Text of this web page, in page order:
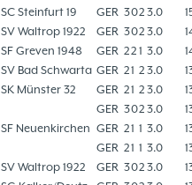
SC Steinfurt 19 GER 302 3.0
SV Waltrop 1922 GER 302 3.0
SF Greven 1948 GER 22 1 3.0
SV Bad Schwarta GER 21 2 3.0
SK Münster 32 GER 21 2 3.0
GER 302 3.0
SF Neuenkirchen GER 21 1 3.0
GER 21 1 3.0
SV Waltrop 1922 GER 302 3.0